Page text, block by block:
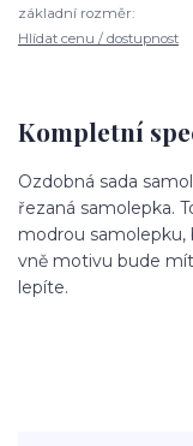
základní rozměr:
Hlídat cenu / dostupnost
Kompletní
Ozdobná sada
řezaná samolepka.
modrou
vně motivu bude
lepíte.